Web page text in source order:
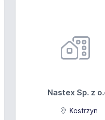
Nastex Sp. z
Kostrzyn